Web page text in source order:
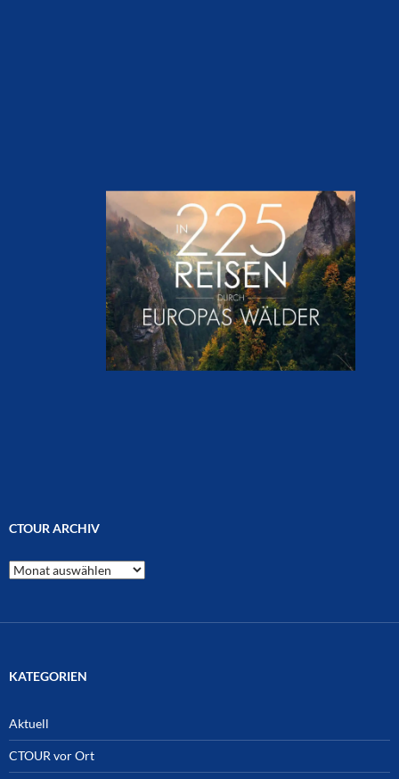
CTOUR ARCHIV
CTOUR
Archiv
KATEGORIEN
Aktuell
CTOUR vor Ort